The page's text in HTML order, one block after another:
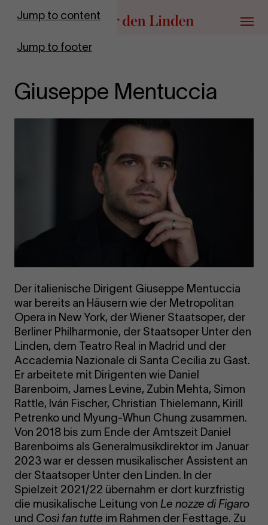
Jump to content
Jump to footer
Go to homepage
Menu
Giuseppe Mentuccia
Der italienische Dirigent Giuseppe Mentuccia
war bereits an Häusern wie der Metropolitan
Opera in New York, der Wiener Staatsoper, der
Berliner Philharmonie, der Staatsoper Unter den
Linden, dem Teatro Real in Madrid und der
Accademia Nazionale di Santa Cecilia zu Gast.
Er arbeitete mit Dirigenten wie Daniel
Barenboim, James Levine, Zubin Mehta, Simon
Rattle, Iván Fischer, Christian Thielemann, Kirill
Petrenko und Myung-Whun Chung zusammen.
Von 2018 bis zum Ende der Amtszeit Daniel
Barenboims als Generalmusikdirektor im Januar
2023 war er dessen musikalischer Assistent an
der Staatsoper Unter den Linden. In der
Spielzeit 2021/22 übernahm er dort kurzfristig
die musikalische Leitung von Le nozze di Figaro
und Così fan tutte im Rahmen der Festtage. Zu